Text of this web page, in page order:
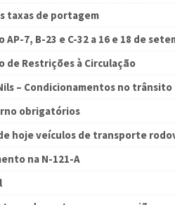
taxas de portagem
AP-7, B-23 e C-32 a 16 e 18 de
de Restrições à Circulação
– Condicionamentos no trânsito
obrigatórios
hoje veículos de transporte
na N-121-A